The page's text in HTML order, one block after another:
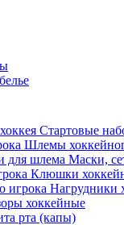
Стартовые
Шлемы
Маски,
Клюшки
Нагрудники
хоккейные
рта (капы)